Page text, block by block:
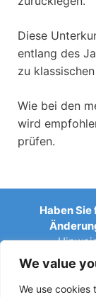
We value
We use cookies
Diese
entlang des
zu
Wie bei den
wird
prüfen.
Haben
anderen